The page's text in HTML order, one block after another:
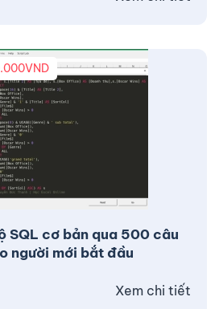
SQL cơ bản qua 500 câu
người mới bắt đầu
VND
Xem chi tiết